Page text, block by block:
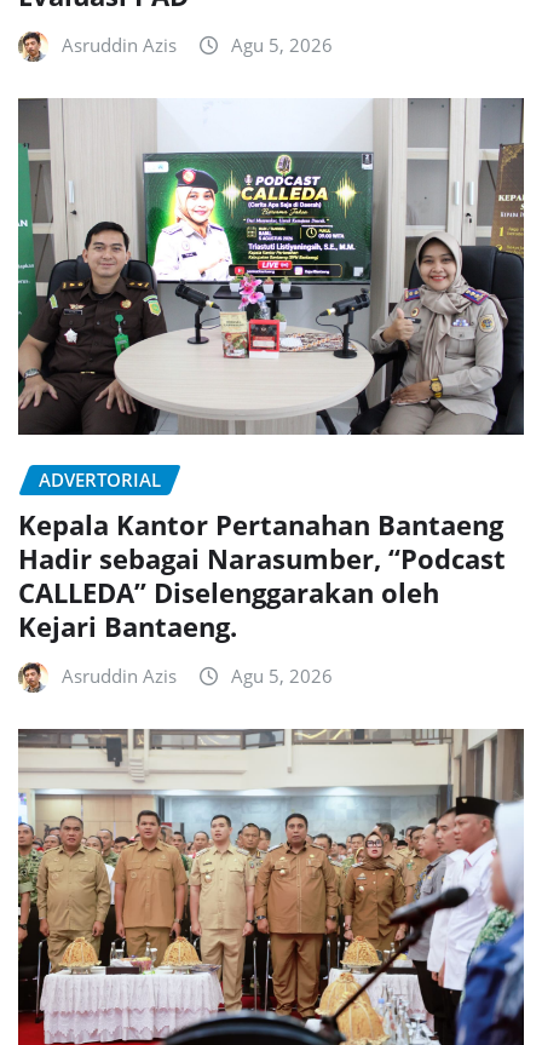
Asruddin Azis Agu 5, 2026
ADVERTORIAL
Kepala Kantor Pertanahan Bantaeng
Hadir sebagai Narasumber, “Podcast
CALLEDA” Diselenggarakan oleh
Kejari Bantaeng.
Asruddin Azis Agu 5, 2026